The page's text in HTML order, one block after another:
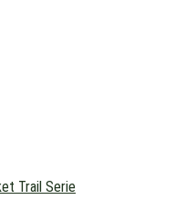
Trail Serie